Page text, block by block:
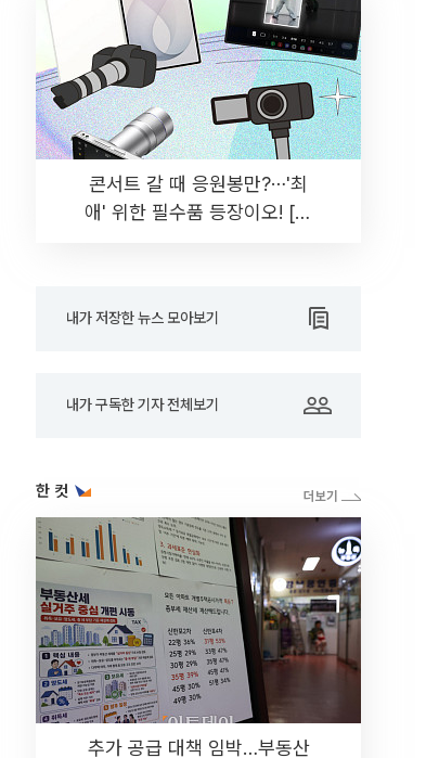
콘서트 갈 때 응원봉만?⋯'최
애' 위한 필수품 등장이오! [솔
내가 저장한 뉴스 모아보기
내가 구독한 기자 전체보기
한 컷
추가 공급 대책 임박…부동산